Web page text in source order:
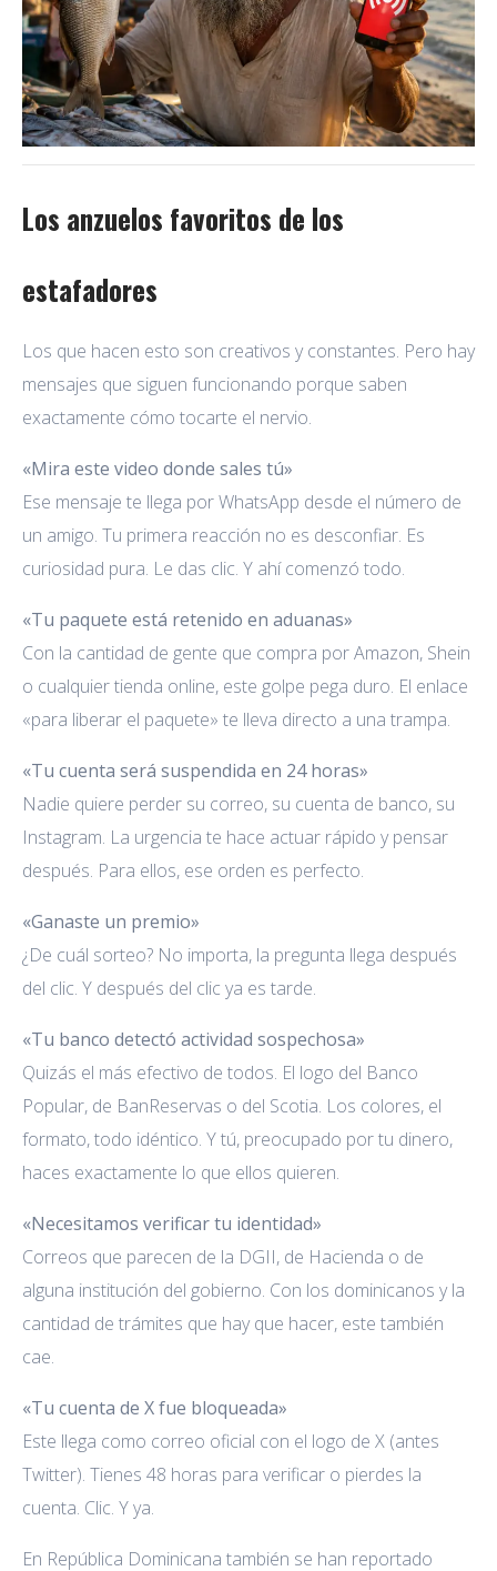
Los anzuelos favoritos de los
estafadores
Los que hacen esto son creativos y constantes. Pero hay
mensajes que siguen funcionando porque saben
exactamente cómo tocarte el nervio.
«Mira este video donde sales tú»
Ese mensaje te llega por WhatsApp desde el número de
un amigo. Tu primera reacción no es desconfiar. Es
curiosidad pura. Le das clic. Y ahí comenzó todo.
«Tu paquete está retenido en aduanas»
Con la cantidad de gente que compra por Amazon, Shein
o cualquier tienda online, este golpe pega duro. El enlace
«para liberar el paquete» te lleva directo a una trampa.
«Tu cuenta será suspendida en 24 horas»
Nadie quiere perder su correo, su cuenta de banco, su
Instagram. La urgencia te hace actuar rápido y pensar
después. Para ellos, ese orden es perfecto.
«Ganaste un premio»
¿De cuál sorteo? No importa, la pregunta llega después
del clic. Y después del clic ya es tarde.
«Tu banco detectó actividad sospechosa»
Quizás el más efectivo de todos. El logo del Banco
Popular, de BanReservas o del Scotia. Los colores, el
formato, todo idéntico. Y tú, preocupado por tu dinero,
haces exactamente lo que ellos quieren.
«Necesitamos verificar tu identidad»
Correos que parecen de la DGII, de Hacienda o de
alguna institución del gobierno. Con los dominicanos y la
cantidad de trámites que hay que hacer, este también
cae.
«Tu cuenta de X fue bloqueada»
Este llega como correo oficial con el logo de X (antes
Twitter). Tienes 48 horas para verificar o pierdes la
cuenta. Clic. Y ya.
En República Dominicana también se han reportado